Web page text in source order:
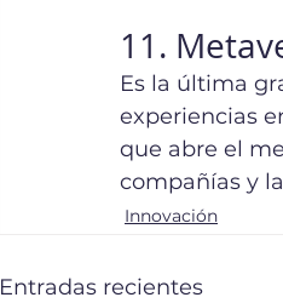
11.
Es la última
experiencias
que abre el
compañías y
Innovación
Entradas recientes